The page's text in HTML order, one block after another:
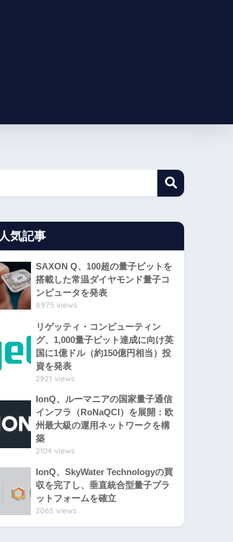
人気記事
SAXON Q、100超の量子ビットを
搭載した常温ダイヤモンド量子コ
ンピュータを発表
8975 views
リゲッティ・コンピューティン
グ、1,000量子ビット達成に向け英
国に1億ドル（約150億円相当）投
資を発表
2921 views
IonQ、ルーマニアの国家量子通信
インフラ（RoNaQCI）を展開：欧
州最大級の運用ネットワークを構
築
2104 views
IonQ、SkyWater Technologyの買
収を完了し、垂直統合型量子プラ
ットフォームを確立
2065 views